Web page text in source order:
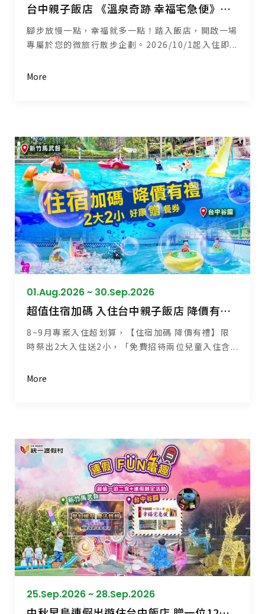
台中親子飯店 《溫泉奇跡 幸福宅急便》親子泡湯 x 幸福任務，解鎖驚喜好禮
腳步放慢一點，幸福就多一點！踏入飯店，開啟一場
專屬於您的微旅行散步企劃。2026/10/1起入住即...
More
01.Aug.2026 ~ 30.Sep.2026
超值住宿加碼 入住台中親子飯店 降價有禮高CP享受
8~9月專案入住超划算，【住宿加碼 降價有禮】限
時祭出2大入住送2小，「免費招待兩位兒童入住含...
More
25.Sep.2026 ~ 28.Sep.2026